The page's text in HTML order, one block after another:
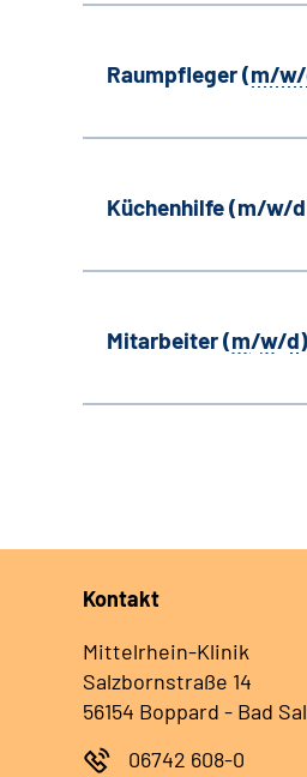
Raumpfleger (m/
Küchenhilfe (m/w/
Mitarbeiter (m/w/d
Kontakt
Mittelrhein-Klinik
Salzbornstraße 14
56154 Boppard - Bad
06742 608-0